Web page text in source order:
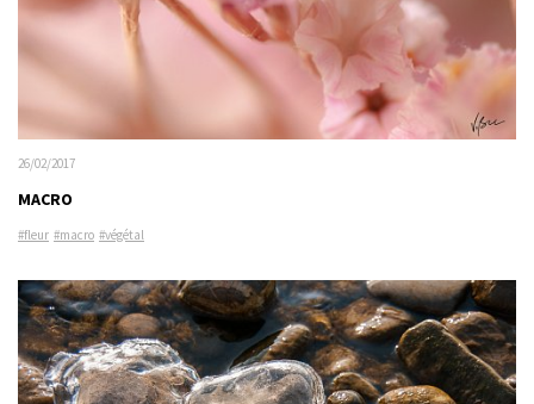
26/02/2017
MACRO
#fleur #macro #végétal